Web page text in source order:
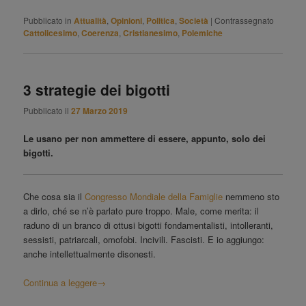
Pubblicato in Attualità ,Opinioni Politica ,Società |Contrassegnato
Cattolicesimo ,Coerenza ,Cristianesimo Polemiche
3 strategie dei bigotti
Pubblicato il27 Marzo 2019
Le usano per non ammettere di essere, appunto, solo dei
bigotti.
Che cosa sia ilCongresso Mondiale della Famiglie nemmeno sto
a dirlo, ché se n’è parlato pure troppo. Male, come merita: il
raduno di un branco di ottusi bigotti fondamentalisti, intolleranti,
sessisti, patriarcali, omofobi. Incivili. Fascisti. E io aggiungo:
anche intellettualmente disonesti.
Continua a leggere→